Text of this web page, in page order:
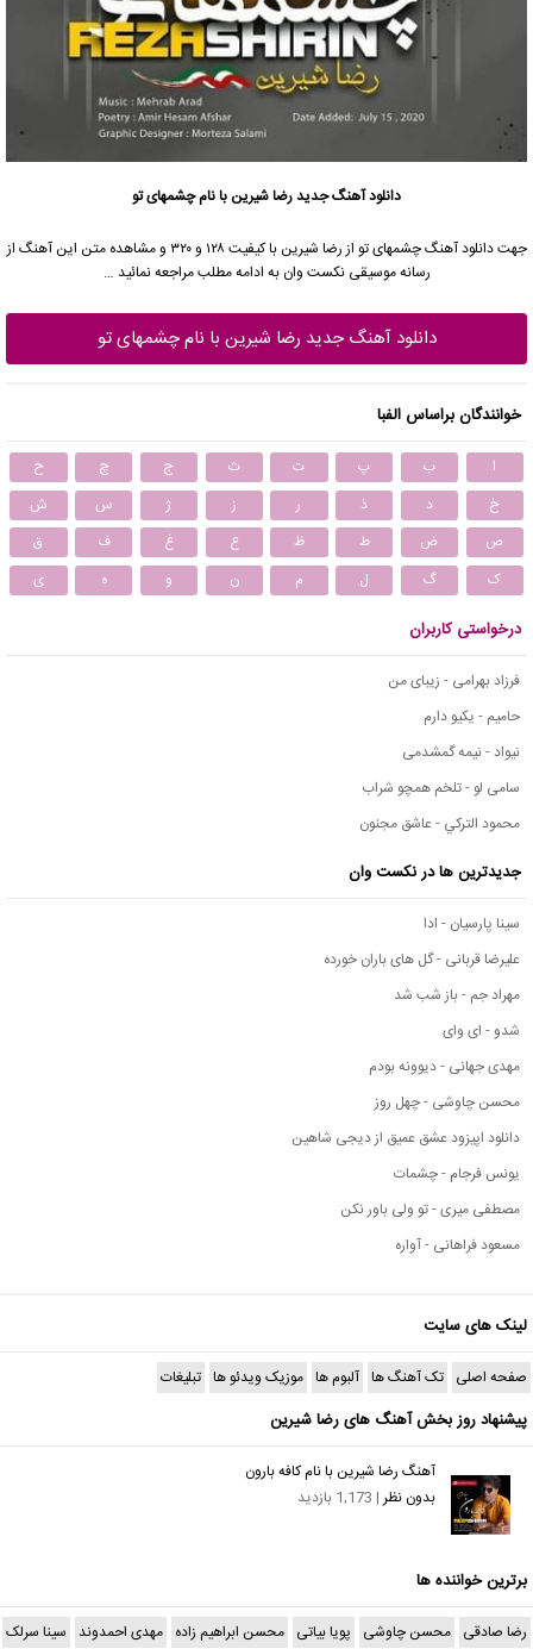
دانلود آهنگ جدیدرضا شیرین با نام چشمهای تو
جهت دانلود آهنگ چشمهای تو از رضا شیرین با کیفیت ۱۲۸ و ۳۲۰ و مشاهده متن این آهنگ از
رسانه موسیقی نکست وان به ادامه مطلب مراجعه نمائید …
دانلود آهنگ جدید رضا شیرین با نام چشمهای تو
خوانندگان براساس الفبا
ا ب پ ت ث ج چ
ح
خ
د ذ ر ز ژ س
ش
ص
ض ط ظ ع غ ف
ق
ک
گ ل م ن و ه ی
درخواستی کاربران
فرزاد بهرامی - زیبای من
حامیم - یکیو دارم
نیواد - نیمه گمشدمی
سامی لو - تلخم همچو شراب
محمود التركي - عاشق مجنون
جدیدترین ها در نکست وان
سینا پارسیان - ادا
علیرضا قربانی - گل های باران خورده
مهراد جم - باز شب شد
شدو - ای وای
مهدی جهانی - دیوونه بودم
محسن چاوشی - چهل روز
دانلود اپیزود عشق عمیق از دیجی شاهین
یونس فرجام - چشمات
مصطفی میری - تو ولی باور نکن
مسعود فراهانی - آواره
لینک های سایت
صفحه اصلی تک آهنگ ها آلبوم ها موزیک ویدئو ها تبلیغات
پیشنهاد روز بخش آهنگ های رضا شیرین
آهنگ رضا شیرین با نام کافه بارون
بدون نظر | 1,173 بازدید
برترین خواننده ها
رضا صادقی محسن چاوشی پویا بیاتی محسن ابراهیم زاده مهدی احمدوند سینا سرلک